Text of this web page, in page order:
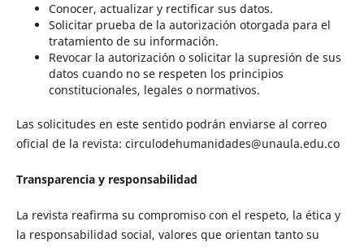
Conocer, actualizar y rectificar sus datos.
Solicitar prueba de la autorización otorgada para el
tratamiento de su información.
Revocar la autorización o solicitar la supresión de sus
datos cuando no se respeten los principios
constitucionales, legales o normativos.
Las solicitudes en este sentido podrán enviarse al correo
oficial de la revista: circulodehumanidades@unaula.edu.co
Transparencia y responsabilidad
La revista reafirma su compromiso con el respeto, la ética y
la responsabilidad social, valores que orientan tanto su